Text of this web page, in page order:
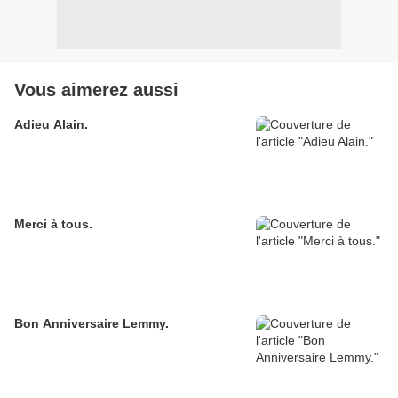
Vous aimerez aussi
Adieu Alain.
Merci à tous.
Bon Anniversaire Lemmy.